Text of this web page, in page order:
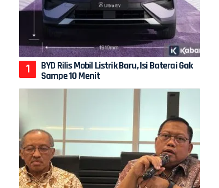
BYD Rilis Mobil Listrik Baru, Isi Baterai Gak
Sampe 10 Menit